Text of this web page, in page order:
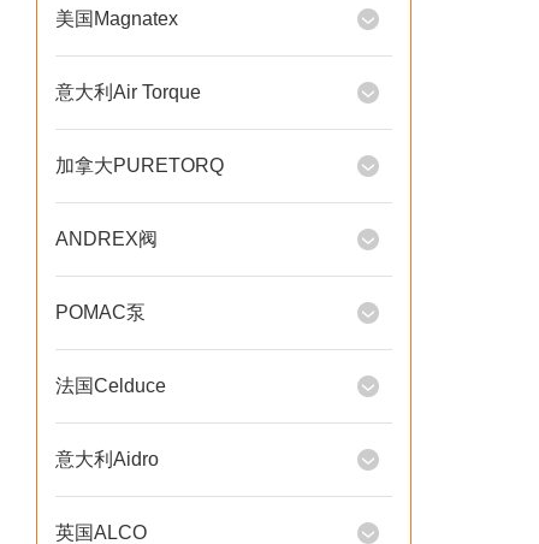
美国Magnatex
意大利Air Torque
加拿大PURETORQ
ANDREX阀
POMAC泵
法国Celduce
意大利Aidro
英国ALCO